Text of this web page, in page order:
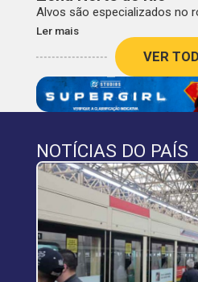
Alvos são especializados no
Ler mais
VER
NOTÍCIAS DO PAÍS